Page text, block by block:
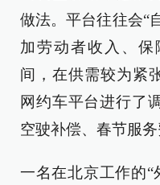
做法。平台往往会“
加劳动者收入、
间，在供需较为紧
网约车平台进行了
空驶补偿、春节服务
一名在北京工作的“